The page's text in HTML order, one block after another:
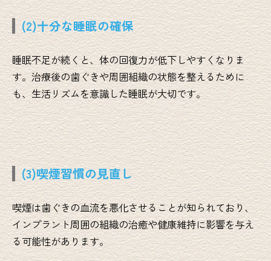
(2)十分な睡眠の確保
睡眠不足が続くと、体の回復力が低下しやすくなりま
す。治療後の歯ぐきや周囲組織の状態を整えるために
も、生活リズムを意識した睡眠が大切です。
(3)喫煙習慣の見直し
喫煙は歯ぐきの血流を悪化させることが知られており、
インプラント周囲の組織の治癒や健康維持に影響を与え
る可能性があります。